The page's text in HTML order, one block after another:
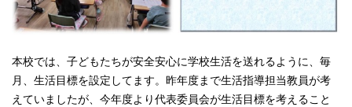
本校では、子どもたちが安全安心に学校生活を送れるように、毎
月、生活目標を設定してます。昨年度まで生活指導担当教員が考
えていましたが、今年度より代表委員会が生活目標を考えること